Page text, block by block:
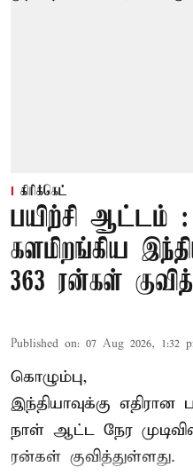
கிரிக்கெட்
பயிற்சி ஆட்டம்
களமிறங்கிய
363 ரன்கள்
Published on: 07 Aug 2026, 1:32
கொழும்பு,
இந்தியாவுக்கு
நாள் ஆட்ட நேர
ரன்கள் குவித்துள்ளது.